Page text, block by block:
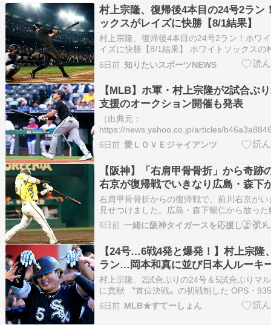
村上宗隆、復帰後4本目の24号2ラン
ックスがレイズに快勝【8/1結果】
村上宗隆、復帰後4本目の24号2ラン！ホワ
イズに快勝【8/1結果】 ホワイトソックスの
に24号2ランを放ち、負傷離脱からの復帰後
ームランとなった。試合はホワイトソック
6日前 知りたいスポーツNEWS
【MLB】ホ軍・村上宗隆が2試合ぶ
支援のオークション開催も発表
（出典元：
https://news.yahoo.co.jp/articles/
ホームランが多くなって来たね。（出典 【
宗隆が2試合ぶり24号 被災地支援のオーク
6日前 愛ＬＯＶＥジャイアンツ
【阪神】「右肩甲骨骨折」から奇跡
右京が復帰戦でいきなり広島・森下
放った「ヤバすぎる内容」とは…？
右肩甲骨骨折からの復帰戦で、前川右京が
見せつけました。広島・森下暢仁から放っ
は、長いリハビリを乗り越えてきた努力を
復活を待ち続けた阪神ファンからも、大き
2003…
6日前 一緒に阪神タイガースを応援しよう！
【24号…6戦4発と爆発！】村上宗隆
ラン…岡本和真に並び日本人ルーキ
続安打&17戦連続出塁に！
村上宗隆、2試合ぶりの24号＆5試合ぶりマ
に貢献 〝首位決戦〟の初戦制した OPS・
ス（31日、セントピーターズバーグ＝赤尾
ックスの村上宗隆内野手（26）が「2番・一
6日前 MLB★すてーしょん